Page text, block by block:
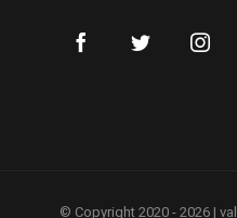
© Copyright 2020 -2026 |